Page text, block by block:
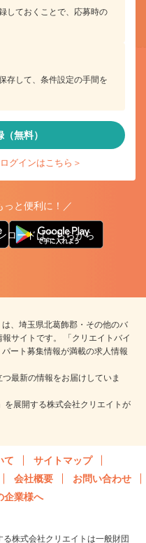
しておくことで、応募時の
存して、条件設定の手間を
無料）
グインはこちら＞
っと便利に！／
ロードはこちらから
は、埼玉県北葛飾郡・その他のバ
サイトです。 「クリエイトバイ
ート募集情報が満載の求人情報
最新の情報をお届けしていま
を展開する株式会社クリエイトが
て
サイトマップ
会社概要
お問い合わせ
企業様へ
株式会社クリエイトは一般財団